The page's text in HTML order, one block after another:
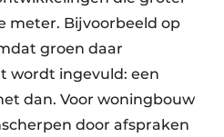
meter. Bijvoorbeeld op
groen daar
wordt ingevuld: een
dan. Voor woningbouw
door afspraken